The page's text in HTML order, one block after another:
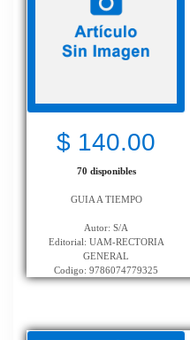
$ 140.00
70 disponibles
GUIA A TIEMPO
Autor: S/A
Editorial: UAM-RECTORIA
GENERAL
Codigo: 9786074779325